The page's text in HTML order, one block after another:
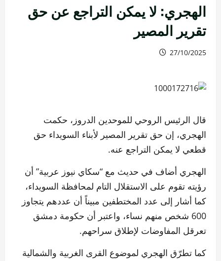
الهجري: لا يمكن التراجع عن حق
تقرير المصير
27/10/2025
قال الرئيس الروحي للموحدين الدروز، حكمت
الهجري، إن حق تقرير المصير لأبناء السويداء حق
قطعي لا يمكن التراجع عنه.
الهجري أضاف في حديث مع “سكاي نيوز عربية” أن
رؤيته تقوم على الاستقلال التام لمحافظة السويداء،
كما أشار إلى عدد المختطفين مبيناً أن عددهم يتجاوز
600 شخص منهم نساء، واعتبر أن حكومة دمشق
تعرقل المفاوضات لإطلاق سراحهم.
كما تطرّق الهجري لموضوع القرى الغربية والشمالية